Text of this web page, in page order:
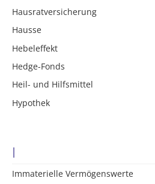
Hausratversicherung
Hausse
Hebeleffekt
Hedge-Fonds
Heil- und Hilfsmittel
Hypothek
I
Immaterielle Vermögenswerte